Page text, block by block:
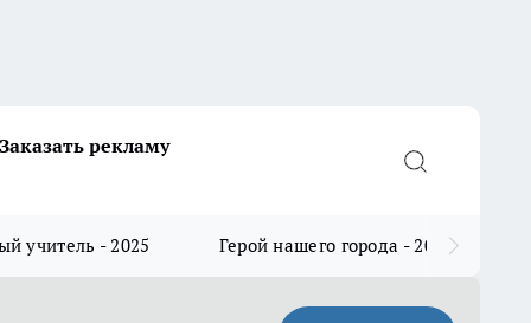
Заказать рекламу
учитель - 2025 Герой нашего города - 2025